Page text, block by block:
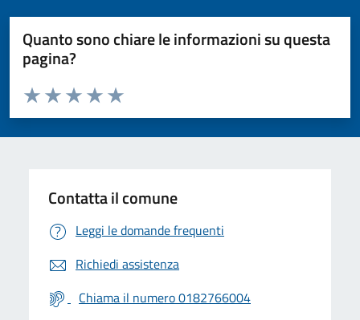
Quanto sono chiare le informazioni su questa
pagina?
Valuta da 1 a 5 stelle la pagina
Valuta 5 stelle su 5
Valuta 4 stelle su 5
Valuta 3 stelle su 5
Valuta 2 stelle su 5
Valuta 1 stelle su 5
Contatta il comune
Leggi le domande frequenti
Richiedi assistenza
Chiama il numero 0182766004